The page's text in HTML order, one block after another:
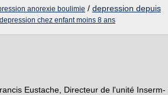
anorexie boulimie / depression depuis
depression chez enfant moins 8 ans
Eustache, Directeur de l'unité Inserm-